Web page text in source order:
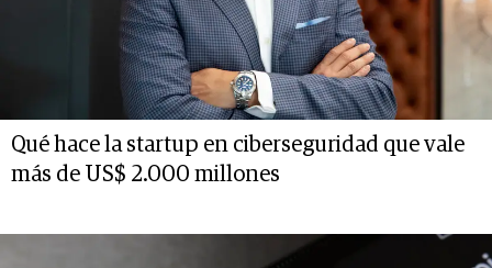
Qué hace la startup en ciberseguridad que vale
más de US$ 2.000 millones